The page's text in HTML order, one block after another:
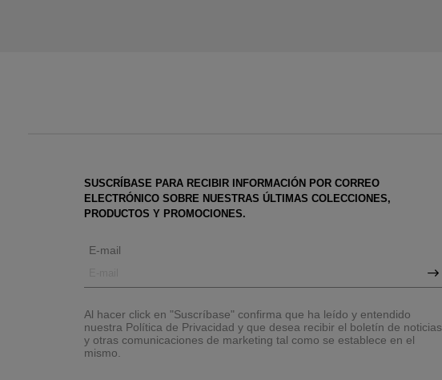
SUSCRÍBASE PARA RECIBIR INFORMACIÓN POR CORREO
ELECTRÓNICO SOBRE NUESTRAS ÚLTIMAS COLECCIONES,
PRODUCTOS Y PROMOCIONES.
E-mail
Al hacer click en "Suscríbase" confirma que ha leído y entendido
nuestra Política de Privacidad y que desea recibir el boletín de noticias
y otras comunicaciones de marketing tal como se establece en el
mismo.